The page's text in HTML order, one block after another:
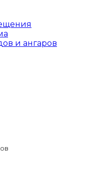
и ангаров